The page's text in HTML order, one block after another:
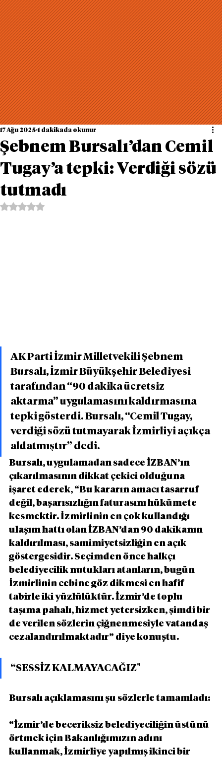
Şebnem Bursalı’dan Cemil
Tugay’a tepki: Verdiği sözü
tutmadı
17 Ağu 2025 1 dakikada okunur
5 üzerinden NaN yıldız
AK Parti İzmir Milletvekili Şebnem
Bursalı, İzmir Büyükşehir Belediyesi
tarafından “90 dakika ücretsiz
aktarma” uygulamasını kaldırmasına
tepki gösterdi. Bursalı, “Cemil Tugay,
verdiği sözü tutmayarak İzmirliyi açıkça
aldatmıştır” dedi.
Bursalı, uygulamadan sadece İZBAN’ın
çıkarılmasının dikkat çekici olduğuna
işaret ederek, “Bu kararın amacı tasarruf
değil, başarısızlığın faturasını hükümete
kesmektir. İzmirlinin en çok kullandığı
ulaşım hattı olan İZBAN’dan 90 dakikanın
kaldırılması, samimiyetsizliğin en açık
göstergesidir. Seçimden önce halkçı
belediyecilik nutukları atanların, bugün
İzmirlinin cebine göz dikmesi en hafif
tabirle iki yüzlülüktür. İzmir’de toplu
taşıma pahalı, hizmet yetersizken, şimdi bir
de verilen sözlerin çiğnenmesiyle vatandaş
cezalandırılmaktadır” diye konuştu.
“SESSİZ KALMAYACAĞIZ"
Bursalı açıklamasını şu sözlerle tamamladı:
“İzmir’de beceriksiz belediyeciliğin üstünü
örtmek için Bakanlığımızın adını
kullanmak, İzmirliye yapılmış ikinci bir